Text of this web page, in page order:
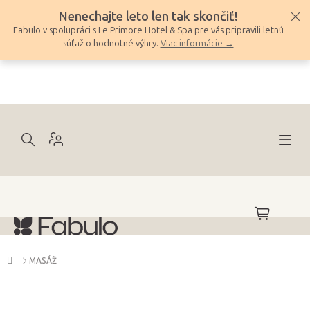
obsah
Nenechajte leto len tak skončiť!
Fabulo v spolupráci s Le Primore Hotel & Spa pre vás pripravili letnú
súťaž o hodnotné výhry. Viac informácie →
NÁKUPNÝ
KOŠÍK
Domov
MASÁŽ